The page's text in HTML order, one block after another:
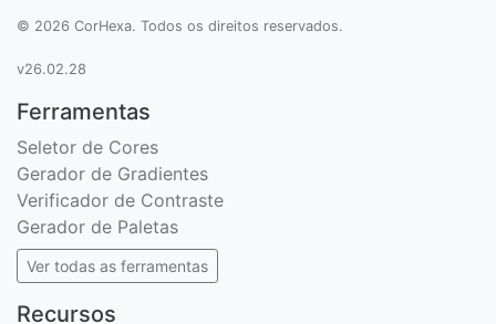
© 2026 CorHexa. Todos os direitos reservados.
v26.02.28
Ferramentas
Seletor de Cores
Gerador de Gradientes
Verificador de Contraste
Gerador de Paletas
Ver todas as ferramentas
Recursos